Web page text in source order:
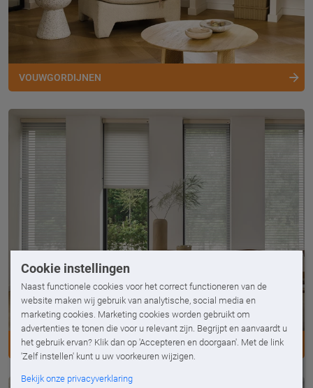
Cookie instellingen
Naast functionele cookies voor het correct functioneren van de
website maken wij gebruik van analytische, social media en
marketing cookies. Marketing cookies worden gebruikt om
advertenties te tonen die voor u relevant zijn. Begrijpt en aanvaardt u
het gebruik ervan? Klik dan op 'Accepteren en doorgaan'. Met de link
'Zelf instellen' kunt u uw voorkeuren wijzigen.
Bekijk onze privacyverklaring
VOUWGORDIJNEN
LUXAFLEX® SILHOUETTE SHADES